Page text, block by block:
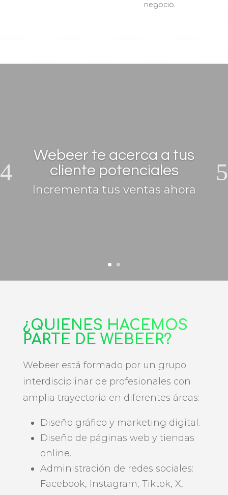
negocio.
Webeer te acerca a tus
cliente potenciales
Incrementa tus ventas ahora
¿QUIÉNES HACEMOS
PARTE DE WEBEER?
Webeer está formado por un grupo
interdisciplinar de profesionales con
amplia trayectoria en diferentes áreas:
Diseño gráfico y marketing digital.
Diseño de páginas web y tiendas
online.
Administración de redes sociales:
Facebook, Instagram, Tiktok, X,